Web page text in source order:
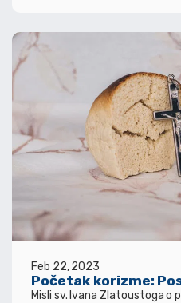
Feb 22, 2023
Početak korizme:
Misli sv. Ivana Zlatoustoga o